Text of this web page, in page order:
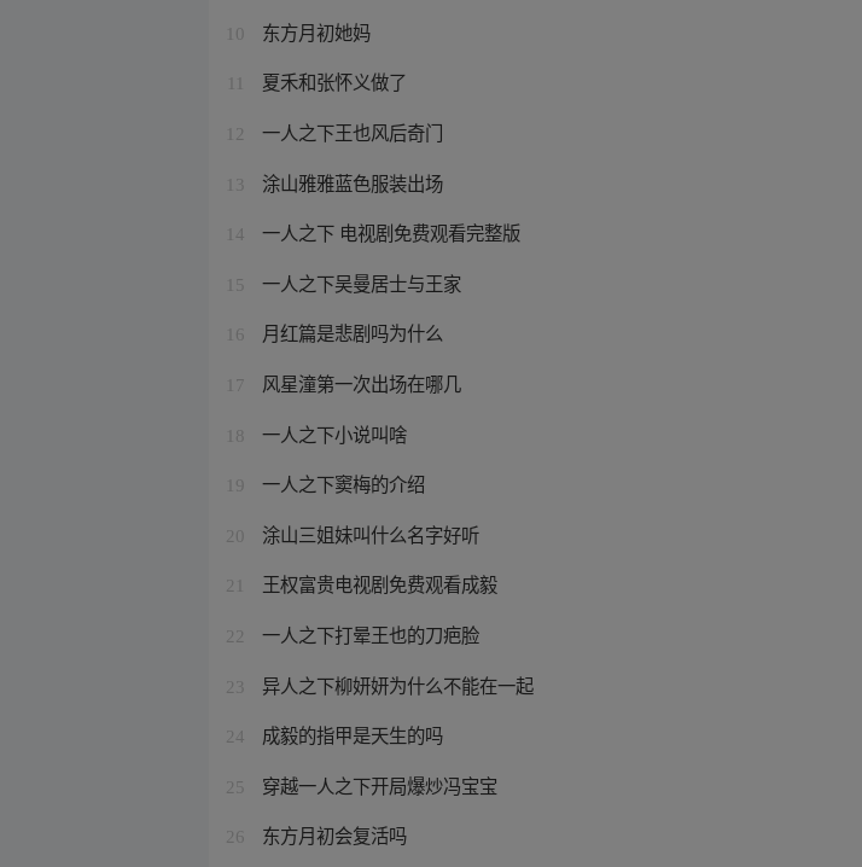
10 东方月初她妈
夏禾和张怀义做了
12 一人之下王也风后奇门
13 涂山雅雅蓝色服装出场
14 一人之下 电视剧免费观看完整版
15 一人之下吴曼居士与王家
16 月红篇是悲剧吗为什么
17 风星潼第一次出场在哪几
18 一人之下小说叫啥
19 一人之下窦梅的介绍
20 涂山三姐妹叫什么名字好听
21 王权富贵电视剧免费观看成毅
22 一人之下打晕王也的刀疤脸
23 异人之下柳妍妍为什么不能在一起
24 成毅的指甲是天生的吗
25 穿越一人之下开局爆炒冯宝宝
26 东方月初会复活吗